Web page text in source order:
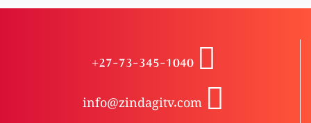
خواتین کی خدمت
+27-73-345-1040
info@zindagitv.com